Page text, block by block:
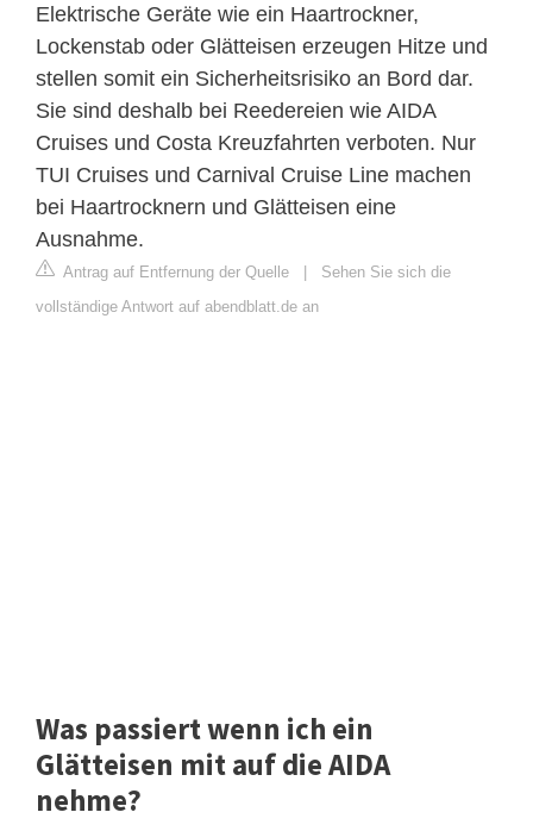
Elektrische Geräte wie ein Haartrockner,
Lockenstab oder Glätteisen erzeugen Hitze und
stellen somit ein Sicherheitsrisiko an Bord dar.
Sie sind deshalb bei Reedereien wie AIDA
Cruises und Costa Kreuzfahrten verboten. Nur
TUI Cruises und Carnival Cruise Line machen
bei Haartrocknern und Glätteisen eine
Ausnahme.
Antrag auf Entfernung der Quelle | Sehen Sie sich die
vollständige Antwort auf abendblatt.de an
Was passiert wenn ich ein
Glätteisen mit auf die AIDA
nehme?